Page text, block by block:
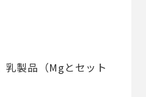
乳製品（Mgとセット